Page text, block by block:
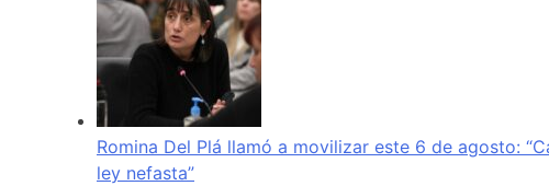
Romina Del Plá llamó a movilizar este 6 de agosto:
ley nefasta”